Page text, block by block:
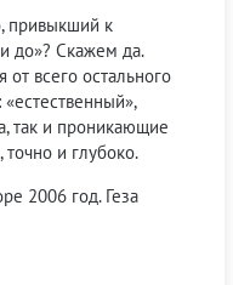
привыкший к
до»? Скажем да.
всего остального
так и проникающие
и глубоко.
2006 год. Геза